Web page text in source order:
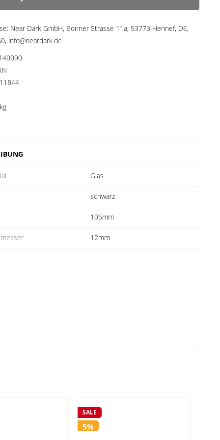
Near Dark GmbH, Bonner Strasse 11a, 53773 Hennef, DE,
info@neardark.de
IN
Glas
schwarz
105mm
12mm
SALE
5%